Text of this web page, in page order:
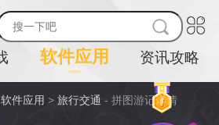
软件应用 资讯攻略
软件应用 >旅行交通 - 拼图游记详情